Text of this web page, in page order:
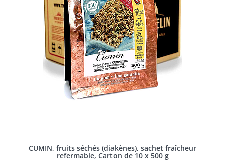
CUMIN, fruits séchés (diakènes), sachet fraîcheur
refermable, Carton de 10 x 500 g